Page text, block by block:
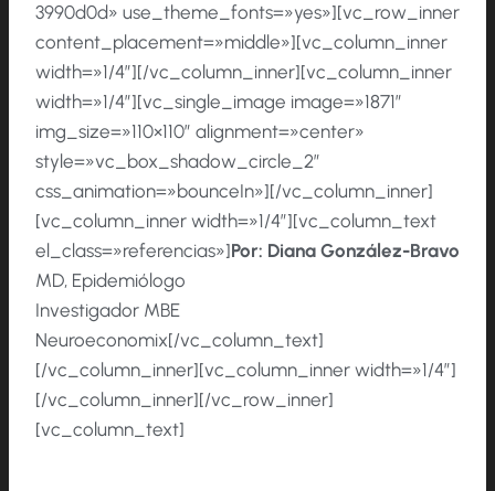
3990d0d» use_theme_fonts=»yes»][vc_row_inner
content_placement=»middle»][vc_column_inner
width=»1/4″][/vc_column_inner][vc_column_inner
width=»1/4″][vc_single_image image=»1871″
img_size=»110×110″ alignment=»center»
style=»vc_box_shadow_circle_2″
css_animation=»bounceIn»][/vc_column_inner]
[vc_column_inner width=»1/4″][vc_column_text
el_class=»referencias»]Por: Diana González-Bravo
MD, Epidemiólogo
Investigador MBE
Neuroeconomix[/vc_column_text]
[/vc_column_inner][vc_column_inner width=»1/4″]
[/vc_column_inner][/vc_row_inner]
[vc_column_text]